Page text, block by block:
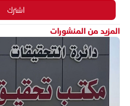
اشترك
المزيد من المنشورات